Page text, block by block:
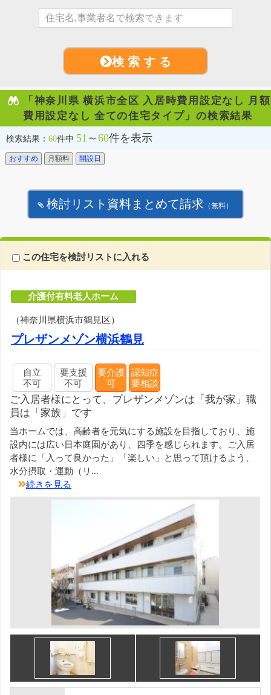
検 索 す る
「神奈川県 横浜市全区 入居時費用設定なし 月額
費用設定なし 全ての住宅タイプ」の検索結果
検索結果： 60件中 51 ～ 60件を表示
おすすめ 月額料 開設日
検討リスト資料まとめて請求 （無料）
この住宅を検討リストに入れる
介護付有料老人ホーム
（神奈川県横浜市鶴見区）
プレザンメゾン横浜鶴見
自立
不可
要支援
不可
要介護
可
認知症
要相談
ご入居者様にとって、プレザンメゾンは「我が家」職
員は「家族」です
当ホームでは、高齢者を元気にする施設を目指しており、施
設内には広い日本庭園があり、四季を感じられます。ご入居
者様に「入って良かった」「楽しい」と思って頂けるよう、
水分摂取・運動（リ...
続きを見る